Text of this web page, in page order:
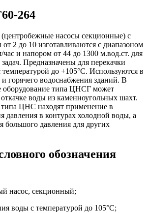
264
насосы секционные) с
2 до 10 изготавливаются с диапазоном
час и напором от 44 до 1300 м.вод.ст. для
Предназначены для перекачки
до +105°С. Используются в
и горячего водоснабжения зданий. В
оборудование типа ЦНСГ может
воды из каменноугольных шахт.
ЦНС находят применение в
давления в контурах холодной воды, а
большого давления для других
обозначения
насос, секционный;
воды с температурой до 105°С;